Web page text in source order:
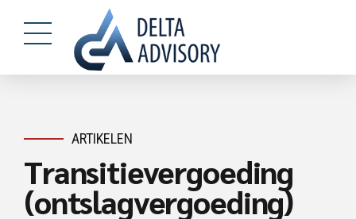
ARTIKELEN
Transitievergoeding
(ontslagvergoeding)